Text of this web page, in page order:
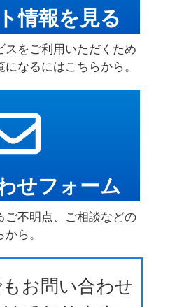
情報を見る
スをご利用いただくため
なるにはこちらから。
せフォーム
ご不明点、ご相談などの
ら。
お問い合わせ